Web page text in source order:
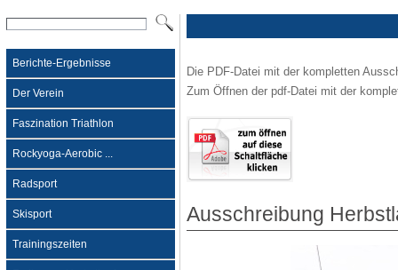
Berichte-Ergebnisse
Der Verein
Faszination Triathlon
Rockyoga-Aerobic ...
Radsport
Skisport
Trainingszeiten
Die PDF-Datei mit der kompletten
Zum Öffnen der pdf-Datei mit der
Ausschreibung